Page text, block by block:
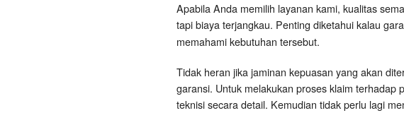
Apabila Anda memilih layanan kami, kualitas
tapi biaya terjangkau. Penting diketahui kalau
memahami kebutuhan tersebut.
Tidak heran jika jaminan kepuasan yang akan
garansi. Untuk melakukan proses klaim terhadap
teknisi secara detail. Kemudian tidak perlu lagi